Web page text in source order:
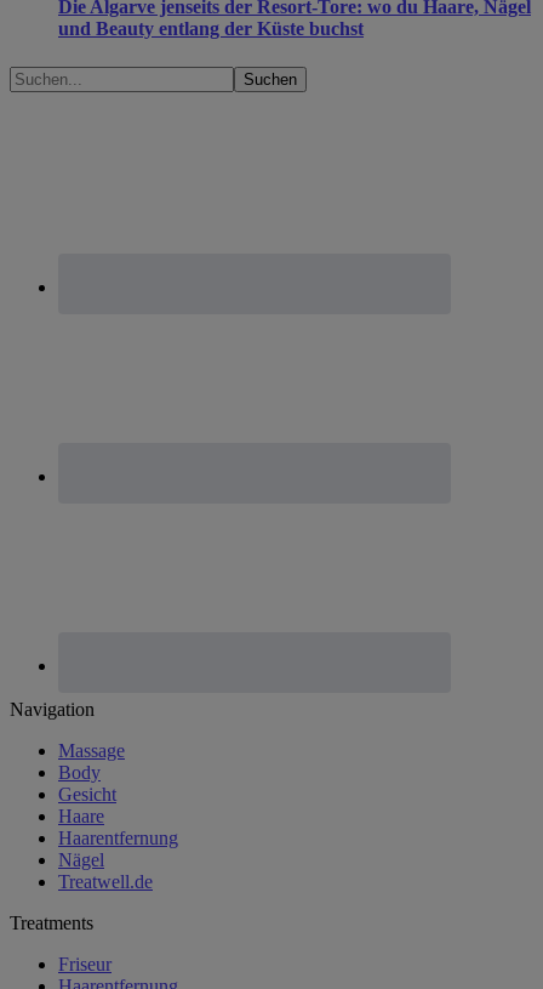
Die Algarve jenseits der Resort-Tore: wo du Haare, Nägel
und Beauty entlang der Küste buchst
Suchen...
Footer
Navigation
Massage
Body
Gesicht
Haare
Haarentfernung
Nägel
Treatwell.de
Treatments
Friseur